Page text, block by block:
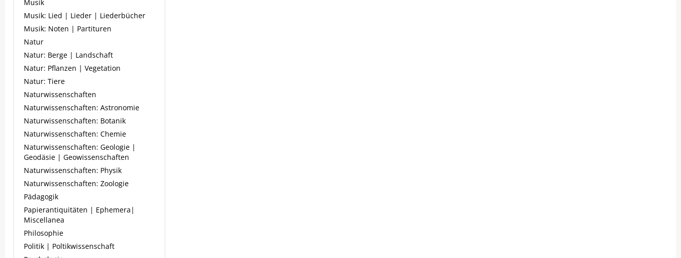
Musik
Musik: Lied | Lieder | Liederbücher
Musik: Noten | Partituren
Natur
Natur: Berge | Landschaft
Natur: Pflanzen | Vegetation
Natur: Tiere
Naturwissenschaften
Naturwissenschaften: Astronomie
Naturwissenschaften: Botanik
Naturwissenschaften: Chemie
Naturwissenschaften: Geologie |
Geodäsie | Geowissenschaften
Naturwissenschaften: Physik
Naturwissenschaften: Zoologie
Pädagogik
Papierantiquitäten | Ephemera|
Miscellanea
Philosophie
Politik | Poltikwissenschaft